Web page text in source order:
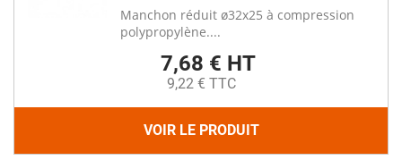
Manchon réduit ø32x25 à compression
polypropylène....
7,68 € HT
9,22 € TTC
VOIR LE PRODUIT